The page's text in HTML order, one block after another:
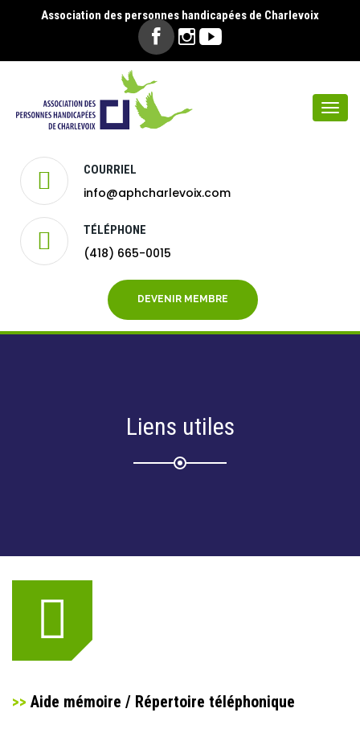
Association des personnes handicapées de Charlevoix
COURRIEL
info@aphcharlevoix.com
TÉLÉPHONE
(418) 665-0015
DEVENIR MEMBRE
Liens utiles
>> Aide mémoire / Répertoire téléphonique